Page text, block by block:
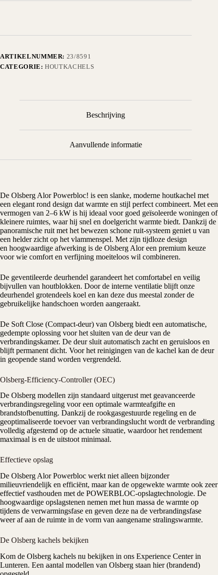
ARTIKELNUMMER: 23/8591
CATEGORIE:HOUTKACHELS
Beschrijving
Aanvullende informatie
De Olsberg Alor Powerbloc! is een slanke, moderne houtkachel met
een elegant rond design dat warmte en stijl perfect combineert. Met een
vermogen van 2–6 kW is hij ideaal voor goed geïsoleerde woningen of
kleinere ruimtes, waar hij snel en doelgericht warmte biedt. Dankzij de
panoramische ruit met het bewezen schone ruit-systeem geniet u van
een helder zicht op het vlammenspel. Met zijn tijdloze design
en hoogwaardige afwerking is de Olsberg Alor een premium keuze
voor wie comfort en verfijning moeiteloos wil combineren.
De geventileerde deurhendel garandeert het comfortabel en veilig
bijvullen van houtblokken. Door de interne ventilatie blijft onze
deurhendel grotendeels koel en kan deze dus meestal zonder de
gebruikelijke handschoen worden aangeraakt.
De Soft Close (Compact-deur) van Olsberg biedt een automatische,
gedempte oplossing voor het sluiten van de deur van de
verbrandingskamer. De deur sluit automatisch zacht en geruisloos en
blijft permanent dicht. Voor het reinigingen van de kachel kan de deur
in geopende stand worden vergrendeld.
Olsberg-Efficiency-Controller(OEC)
De Olsberg modellen zijn standaard uitgerust met geavanceerde
verbrandingsregeling voor een optimale warmteafgifte en
brandstofbenutting. Dankzij de rookgasgestuurde regeling en de
geoptimaliseerde toevoer van verbrandingslucht wordt de verbranding
volledig afgestemd op de actuele situatie, waardoor het rendement
maximaal is en de uitstoot minimaal.
Effectieve opslag
De Olsberg Alor Powerbloc werkt niet alleen bijzonder
milieuvriendelijk en efficiënt, maar kan de opgewekte warmte ook zeer
effectief vasthouden met de POWERBLOC-opslagtechnologie. De
hoogwaardige opslagstenen nemen met hun massa de warmte op
tijdens de verwarmingsfase en geven deze na de verbrandingsfase
weer af aan de ruimte in de vorm van aangename stralingswarmte.
De Olsberg kachels bekijken
Kom de Olsberg kachels nu bekijken in ons Experience Centerin
Lunteren. Een aantal modellen van Olsberg staan hier (brandend)